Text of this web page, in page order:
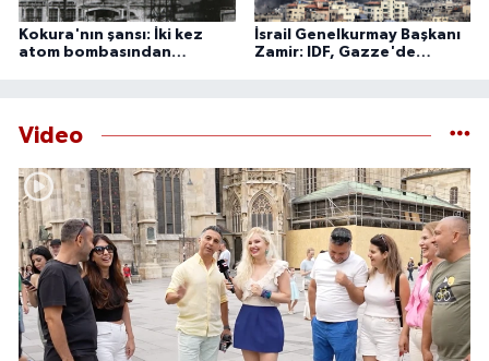
Kokura'nın şansı: İki kez
atom bombasından
İsrail Genelkurmay Başkanı
Zamir: IDF, Gazze'de
Video